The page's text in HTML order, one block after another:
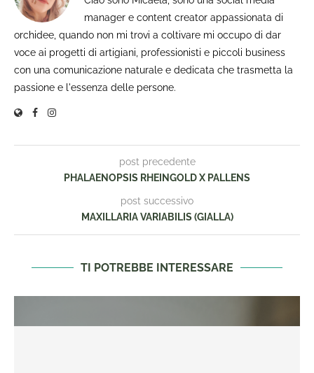
manager e content creator appassionata di
orchidee, quando non mi trovi a coltivare mi occupo di dar
voce ai progetti di artigiani, professionisti e piccoli business
con una comunicazione naturale e dedicata che trasmetta la
passione e l'essenza delle persone.
post precedente
PHALAENOPSIS RHEINGOLD X PALLENS
post successivo
MAXILLARIA VARIABILIS (GIALLA)
TI POTREBBE INTERESSARE